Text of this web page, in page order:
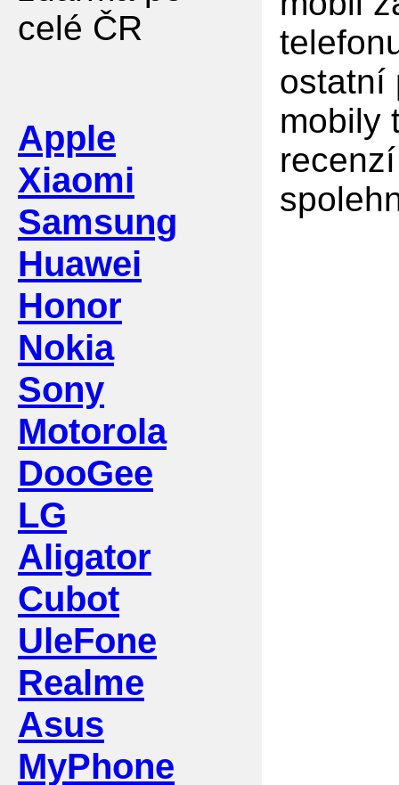
celé ČR
Apple
Xiaomi
Samsung
Huawei
Honor
Nokia
Sony
Motorola
DooGee
LG
Aligator
Cubot
UleFone
Realme
Asus
MyPhone
ostatní
mobily